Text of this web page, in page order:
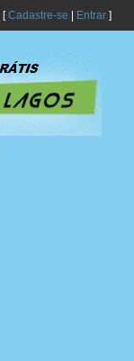
[Cadastre-se Entrar]